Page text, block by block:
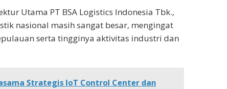
Utama PT BSA Logistics Indonesia Tbk.,
nasional masih sangat besar, mengingat
serta tingginya aktivitas industri dan
Strategis IoT Control Center dan